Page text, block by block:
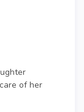
of her